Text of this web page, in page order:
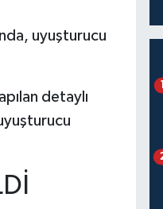
uyuşturucu
detaylı